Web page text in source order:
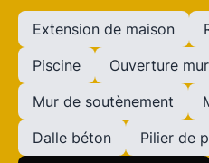
Extension de maison
Piscine
Ouverture
Mur de soutènement
Dalle béton
Pilier de